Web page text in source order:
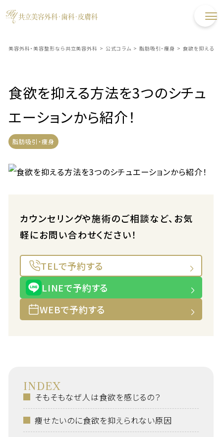
美容外科・美容整形なら共立美容外科 > 公式コラム > 脂肪吸引・痩身 > 食欲を抑える方
食欲を抑える方法を3つのシチュ
エーションから紹介！
脂肪吸引・痩身
カウンセリングや施術のご相談など、お気
軽にお問い合わせください！
TELで予約する
LINEで予約する
WEBで予約する
INDEX
そもそもなぜ人は食欲を感じるの？
痩せたいのに食欲を抑えられない原因